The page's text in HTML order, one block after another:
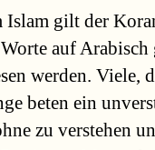
gilt der
auf Arabisch
werden. Viele,
beten ein
zu verstehen